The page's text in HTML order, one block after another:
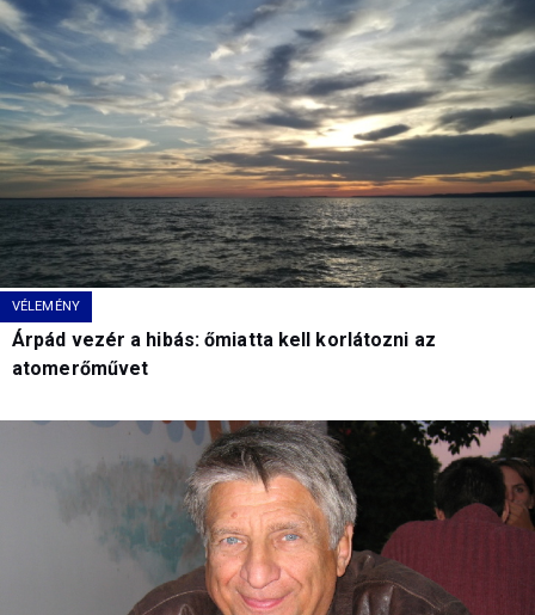
VÉLEMÉNY
Árpád vezér a hibás: őmiatta kell korlátozni az
atomerőművet